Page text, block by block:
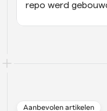
repo werd
Aanbevolen artikelen